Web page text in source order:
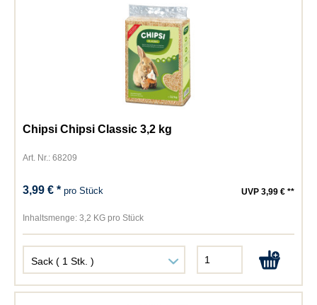
Chipsi Chipsi Classic 3,2 kg
Art. Nr.: 68209
3,99 € *pro Stück UVP 3,99 € **
Inhaltsmenge: 3,2 KG pro Stück